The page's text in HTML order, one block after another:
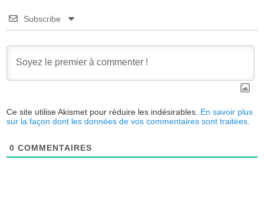
Subscribe
Ce site utilise Akismet pour réduire les indésirables. En savoir plus
sur la façon dont les données de vos commentaires sont traitées
0 COMMENTAIRES